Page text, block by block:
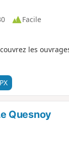
Facile
les
Quesnoy